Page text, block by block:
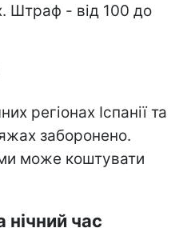
Штраф - від 100 до
регіонах Іспанії та
заборонено.
може коштувати
нічний час